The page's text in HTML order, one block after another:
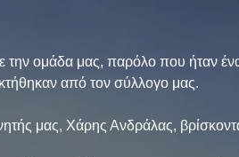
ομάδα μας, παρόλο που ήταν
από τον σύλλογο μας.
μας, Χάρης Ανδράλας,